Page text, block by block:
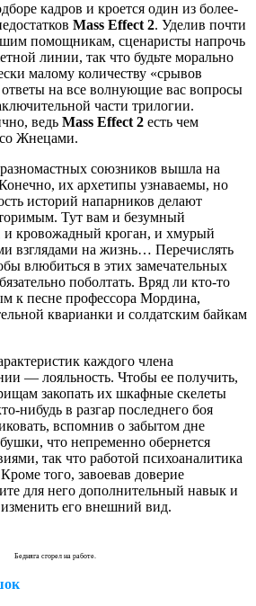
кадров и кроется один из более-
Mass Effect 2. Уделив почти
помощникам, сценаристы напрочь
линии, так что будьте морально
малому количеству «срывов
на все волнующие вас вопросы
части трилогии.
ведь Mass Effect 2 есть чем
со Жнецами.
союзников вышла на
их архетипы узнаваемы, но
историй напарников делают
Тут вам и безумный
и кровожадный кроган, и хмурый
взглядами на жизнь… Перечислять
влюбиться в этих замечательных
поболтать. Вряд ли кто-то
к песне профессора Мордина,
кварианки и солдатским байкам
каждого члена
— лояльность. Чтобы ее получить,
закопать их шкафные скелеты
нибудь в разгар последнего боя
вспомнив о забытом дне
что непременно обернется
так что работой психоаналитика
того, завоевав доверие
для него дополнительный навык и
его внешний вид.
Бедняга сгорел на работе.